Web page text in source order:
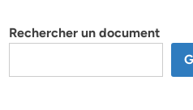
Rechercher un document